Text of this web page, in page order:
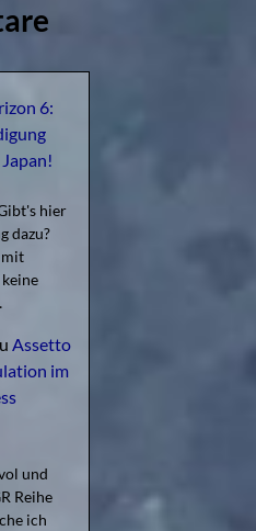
6:
hier
dazu?
mit
Assetto
im
und
Reihe
ich